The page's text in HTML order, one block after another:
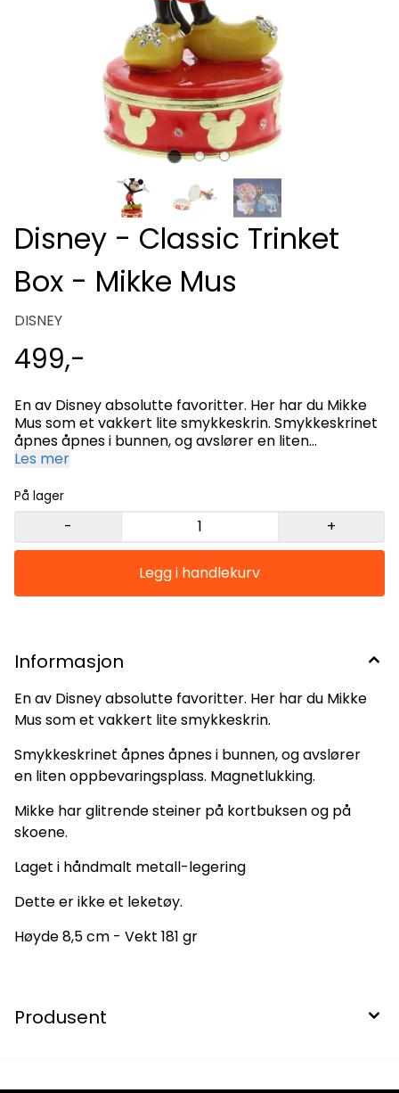
Disney - Classic Trinket
Box - Mikke Mus
DISNEY
499,-
En av Disney absolutte favoritter. Her har du Mikke
Mus som et vakkert lite smykkeskrin. Smykkeskrinet
åpnes åpnes i bunnen, og avslører en liten
oppbevaringsplass. Magnetlukking. Mikke har
i håndmalt metall-legering Dette er ikke et leketøy.
Høyde 8,5 cm - Vekt 181 gr
Les mer
På lager
- +
Informasjon
En av Disney absolutte favoritter. Her har du Mikke
Mus som et vakkert lite smykkeskrin.
Smykkeskrinet åpnes åpnes i bunnen, og avslører
en liten oppbevaringsplass. Magnetlukking.
Mikke har glitrende steiner på kortbuksen og på
skoene.
Laget i håndmalt metall-legering
Dette er ikke et leketøy.
Høyde 8,5 cm - Vekt 181 gr
Produsent